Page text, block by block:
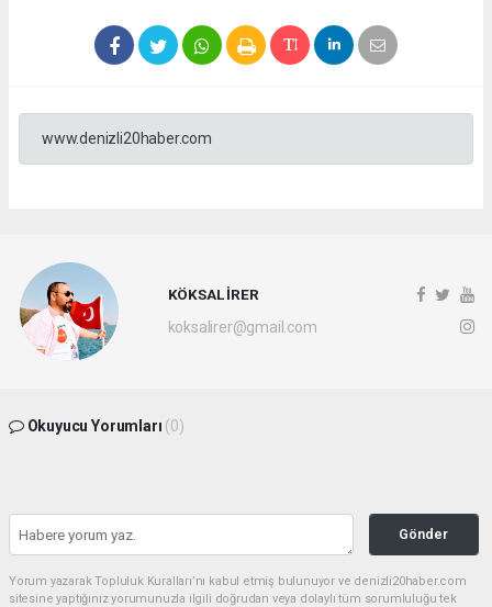
www.denizli20haber.com
KÖKSAL İRER
koksalirer@gmail.com
Okuyucu Yorumları (0)
Gönder
Yorum yazarak Topluluk Kuralları’nı kabul etmiş bulunuyor ve denizli20haber.com
sitesine yaptığınız yorumunuzla ilgili doğrudan veya dolaylı tüm sorumluluğu tek